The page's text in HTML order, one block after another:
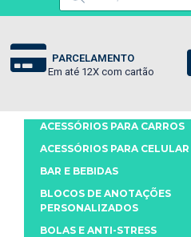
PARCELAMENTO
Em até 12X com cartão
ACESSÓRIOS PARA CARROS
ACESSÓRIOS PARA CELULAR
BAR E BEBIDAS
BLOCOS DE ANOTAÇÕES
PERSONALIZADOS
BOLAS E ANTI-STRESS